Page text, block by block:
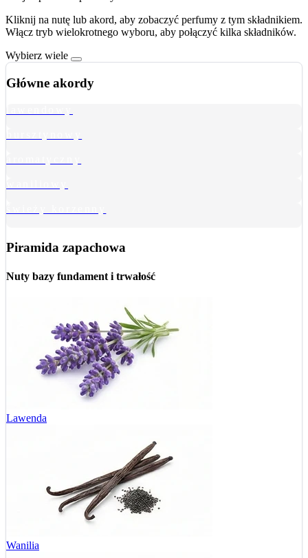
Kliknij na nutę lub akord, aby zobaczyć perfumy z tym składnikiem.
Włącz tryb wielokrotnego wyboru, aby połączyć kilka składników.
Wybierz wiele
Główne akordy
Piramida zapachowa
Nuty bazy fundament i trwałość
Lawenda
Wanilia